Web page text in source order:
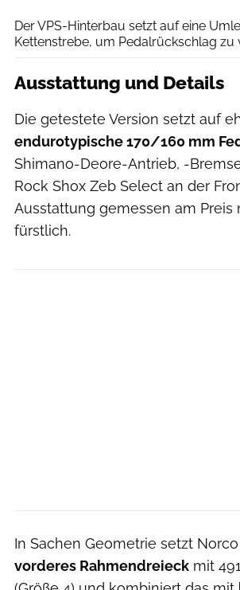
Der VPS-Hinterbau setzt auf eine
Kettenstrebe, um Pedalrückschlag zu
Ausstattung und Details
Die getestete Version setzt auf
endurotypische 170/160 mm
Shimano-Deore-Antrieb, -
Rock Shox Zeb Select an der
Ausstattung gemessen am Preis
fürstlich.
In Sachen Geometrie setzt
vorderes Rahmendreieck mit